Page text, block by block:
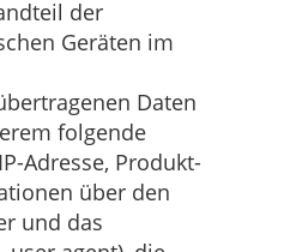
der
Geräten im
Daten
folgende
Adresse, Produkt-
über den
und das